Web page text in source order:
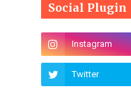
Social Plugin